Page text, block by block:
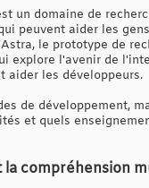
un domaine de
peuvent aider les
le prototype de
explore l'avenir de
aider les développeurs.
de développement,
et quels
compréhension